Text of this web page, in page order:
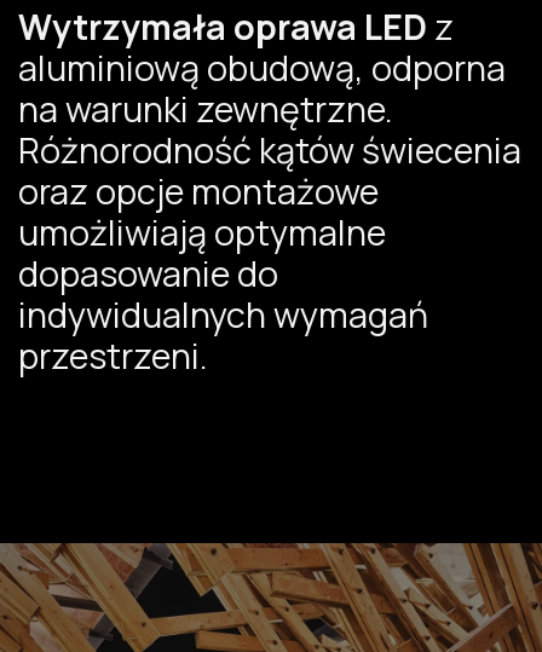
Wytrzymała oprawa LED z
aluminiową obudową, odporna
na warunki zewnętrzne.
Różnorodność kątów świecenia
oraz opcje montażowe
umożliwiają optymalne
dopasowanie do
indywidualnych wymagań
przestrzeni.